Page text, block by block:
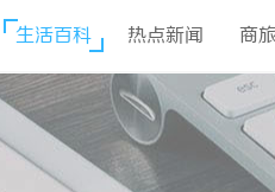
生活百科 热点新闻 商